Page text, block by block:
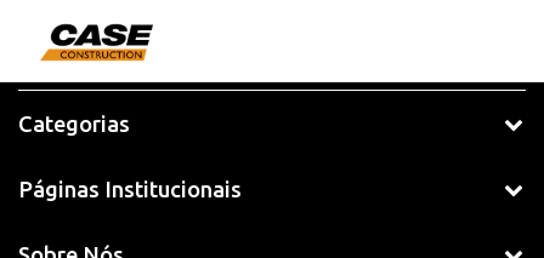
Categorias
Páginas Institucionais